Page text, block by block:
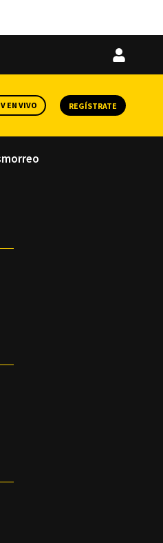
Iniciar
EN VIVO REGÍSTRATE